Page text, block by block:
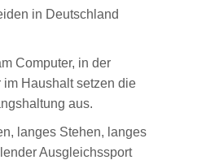
in Deutschland
Computer, in der
Haushalt setzen die
aus.
langes Stehen, langes
Ausgleichssport